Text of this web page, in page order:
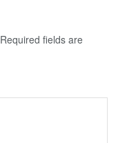
Required fields are